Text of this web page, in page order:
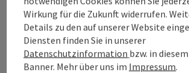
+43 7249 42071 0
info@quellenviertel.at
Wirkung für die Zukunft widerrufen.
Details zu den auf unserer Website
Diensten finden Sie in unserer
Datenschutzinformation bzw. in
Banner. Mehr über uns im Impressum.